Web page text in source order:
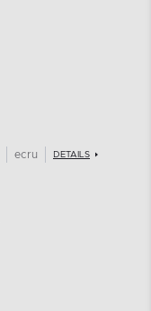
ecru DETAILS